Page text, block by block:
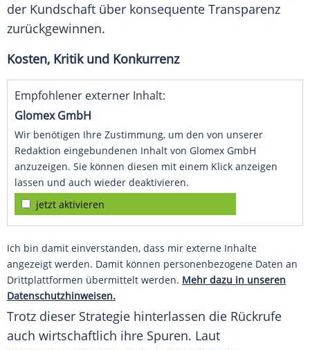
der Kundschaft über konsequente Transparenz
zurückgewinnen.
Kosten, Kritik und Konkurrenz
Empfohlener externer Inhalt:
Glomex GmbH
Wir benötigen Ihre Zustimmung, um den von unserer
Redaktion eingebundenen Inhalt von Glomex GmbH
anzuzeigen. Sie können diesen mit einem Klick anzeigen
lassen und auch wieder deaktivieren.
jetzt aktivieren
Ich bin damit einverstanden, dass mir externe Inhalte
angezeigt werden. Damit können personenbezogene Daten an
Drittplattformen übermittelt werden. Mehr dazu in unseren
Datenschutzhinweisen.
Trotz dieser Strategie hinterlassen die Rückrufe
auch wirtschaftlich ihre Spuren. Laut